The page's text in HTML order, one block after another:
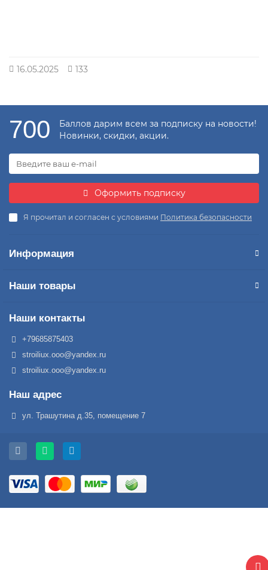
16.05.2025 133
700
Баллов дарим всем за подписку на новости!
Новинки, скидки, акции.
Оформить подписку
Я прочитал и согласен с условиями Политика безопасности
Информация
Наши товары
Наши контакты
+79685875403
stroiliux.ooo@yandex.ru
stroiliux.ooo@yandex.ru
Наш адрес
ул. Трашутина д.35, помещение 7